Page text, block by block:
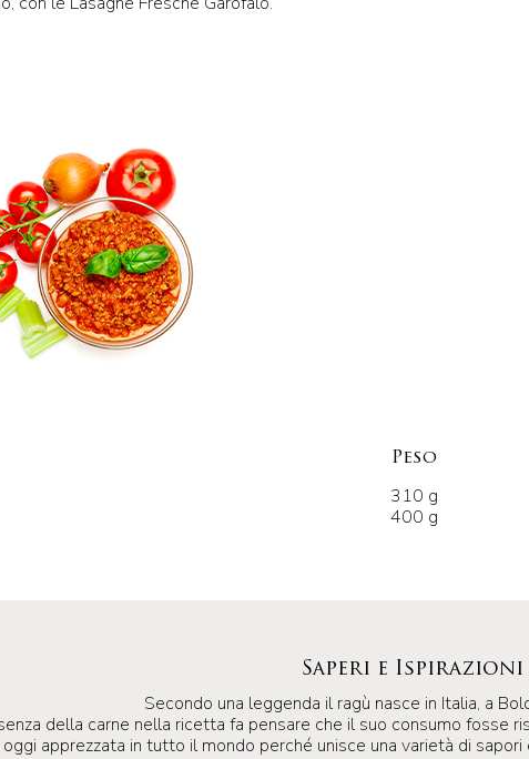
Peso
310 g
400 g
Saperi e Ispirazioni
Secondo una leggenda il ragù nasce in Italia, a
della carne nella ricetta fa pensare che il suo consumo fosse
apprezzata in tutto il mondo perché unisce una varietà di